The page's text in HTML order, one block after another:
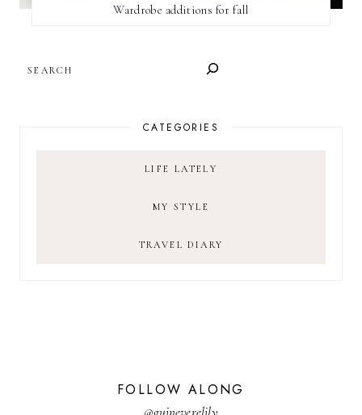
Wardrobe additions for fall
CATEGORIES
LIFE LATELY
MY STYLE
TRAVEL DIARY
FOLLOW ALONG